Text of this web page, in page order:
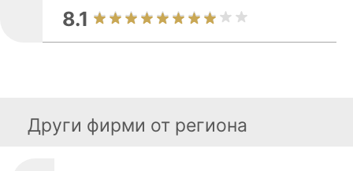
8.1
Други фирми от региона